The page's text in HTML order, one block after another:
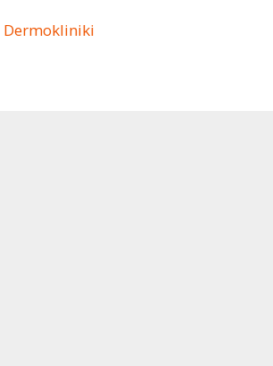
Dermokliniki